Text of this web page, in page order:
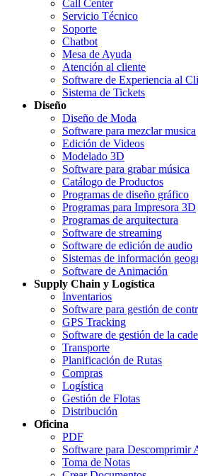
Call Center
Servicio Técnico
Soporte
Chatbot
Mesa de Ayuda
Atención al cliente
Software de Experiencia al
Sistema de Tickets
Diseño
Diseño de Moda
Software para mezclar musica
Edición de Videos
Modelado 3D
Software para grabar música
Catálogo de Productos
Programas de diseño gráfico
Programas para Impresora 3D
Programas de arquitectura
Software de streaming
Software de edición de audio
Sistemas de información
Software de Animación
Supply Chain y Logística
Inventarios
Software para gestión de
GPS Tracking
Software de gestión de la
Transporte
Planificación de Rutas
Compras
Logística
Gestión de Flotas
Distribución
Oficina
PDF
Software para Descomprimir
Toma de Notas